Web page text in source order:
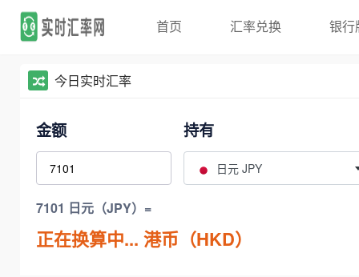
首页 汇率兑换 银行
今日实时汇率
金额 持有
日元 JPY
7101 日元（JPY）=
正在换算中... 港币（HKD）